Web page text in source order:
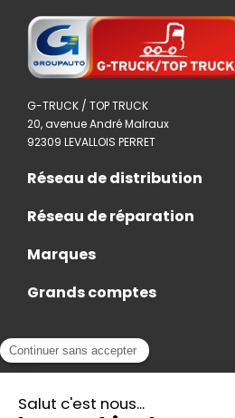
G-TRUCK / TOP TRUCK
20, avenue André Malraux
92309 LEVALLOIS PERRET
Réseau de distribution
Réseau de réparation
Marques
Grands comptes
Actualités